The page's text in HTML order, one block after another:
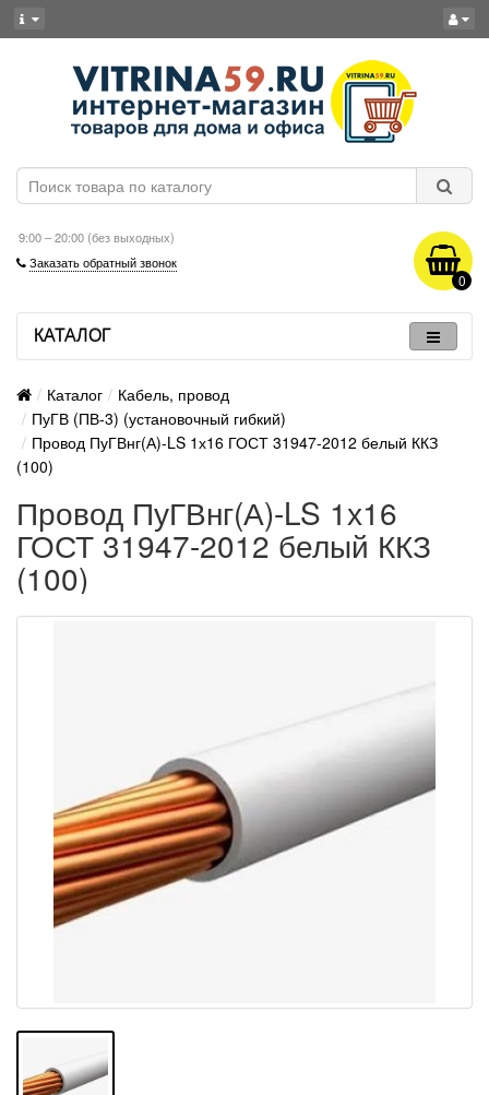
9:00 – 20:00 (без выходных)
Заказать обратный звонок
0
КАТАЛОГ
Каталог
Кабель, провод
ПуГВ (ПВ-3) (установочный гибкий)
Провод ПуГВнг(А)-LS 1х16 ГОСТ 31947-2012 белый ККЗ
(100)
Провод ПуГВнг(А)-LS 1х16
ГОСТ 31947-2012 белый ККЗ
(100)